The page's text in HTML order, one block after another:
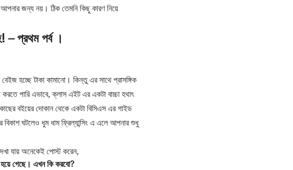
জন্য নয়। ঠিক তেমনি কিছু কারণ নিয়ে
–প্রথম পর্ব ।
হচ্ছে টাকা কামানো। কিন্তু এর সাথে প্রাসঙ্গিক
পারি এভাবে, ক্লাস এইট এর একটা বাচ্চা হথাৎ
বইয়ের দোকান থেকে একটা বিসিএস এর গাইড
ঘটলেও ধুম ধাম ফ্রিল্যান্সিং এ এলে আপনার শুধু
যায় অনেকেই পোস্ট করেন,
হয়ে গেছে। এখন কি করবো?